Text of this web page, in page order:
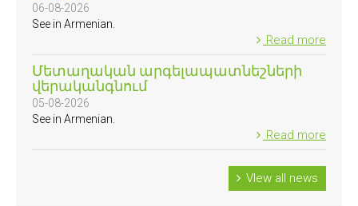
06-08-2026
See in Armenian.
Read more
Մետաղական արգելապատնեշների
վերականգնում
05-08-2026
See in Armenian.
Read more
VIew all news